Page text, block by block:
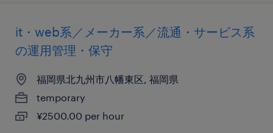
it・web系／メーカー系／流通・サービス系
の運用管理・保守
福岡県北九州市八幡東区, 福岡県
temporary
¥2500.00 per hour